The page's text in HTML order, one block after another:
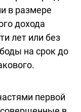
в размере
дохода
лет или без
на срок до
первой